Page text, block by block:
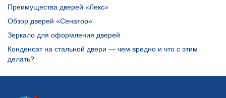
Преимущества дверей «Лекс»
Обзор дверей «Сенатор»
Зеркало для оформления дверей
Конденсат на стальной двери — чем вредно и что с этим
делать?